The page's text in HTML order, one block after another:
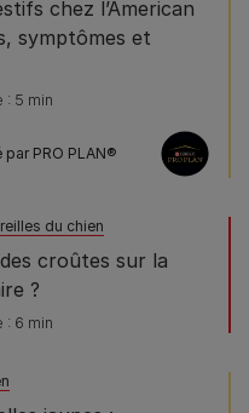
chez l’American
symptômes et
: 5 min
PRO PLAN®
du chien
croûtes sur la
?
: 6 min